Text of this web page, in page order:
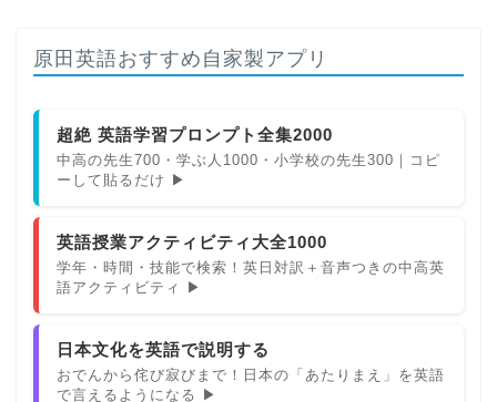
原田英語おすすめ自家製アプリ
超絶 英語学習プロンプト全集2000
中高の先生700・学ぶ人1000・小学校の先生300｜コピ
ーして貼るだけ ▶
英語授業アクティビティ大全1000
学年・時間・技能で検索！英日対訳＋音声つきの中高英
語アクティビティ ▶
日本文化を英語で説明する
おでんから侘び寂びまで！日本の「あたりまえ」を英語
で言えるようになる ▶